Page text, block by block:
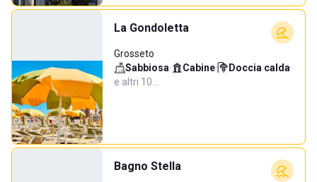
La Gondoletta
Grosseto
Sabbiosa· Cabine· Doccia calda·
e altri 10…
Bagno Stella